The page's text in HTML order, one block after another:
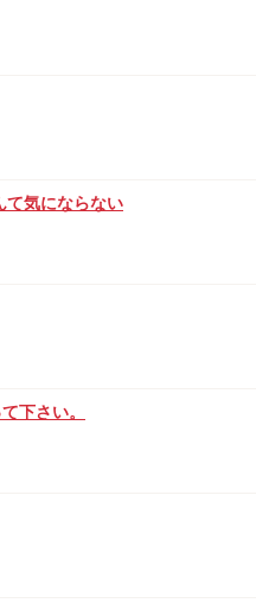
て気にならない
下さい。